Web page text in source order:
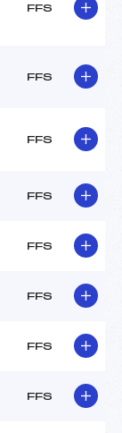
FFS
FFS
FFS
FFS
FFS
FFS
FFS
FFS